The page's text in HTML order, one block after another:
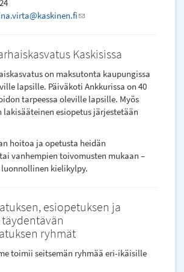
(link
mail)
Kaskisissa
on maksutonta kaupungissa
lapsille. Päiväkoti Ankkurissa on 40
tarpeessa oleville lapsille. Myös
esiopetus järjestetään
hoitoa ja opetusta heidän
vanhempien toivomusten mukaan –
kielikylpy.
esiopetuksen ja
ryhmät
toimii seitsemän ryhmää eri-ikäisille